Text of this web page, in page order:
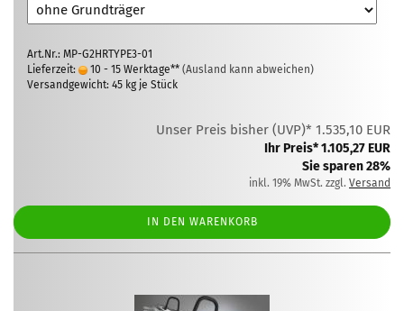
Art.Nr.: MP-G2HRTYPE3-01
Lieferzeit:
10 - 15 Werktage** (Ausland kann abweichen)
Versandgewicht: 45 kg je Stück
Unser Preis bisher (UVP)* 1.535,10 EUR
Ihr Preis* 1.105,27 EUR
Sie sparen 28%
inkl. 19% MwSt. zzgl. Versand
IN DEN WARENKORB